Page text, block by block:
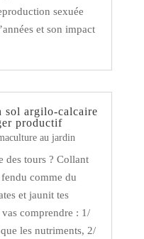
sexuée
et son impact
sol argilo-calcaire
productif
au jardin
des tours ? Collant
comme du
et jaunit tes
comprendre : 1/
les nutriments, 2/